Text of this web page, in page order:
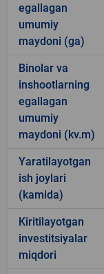
egallagan
umumiy
maydoni (ga)
Binolar va
inshootlarning
egallagan
umumiy
maydoni (kv.m)
Yaratilayotgan
ish joylari
(kamida)
Kiritilayotgan
investitsiyalar
miqdori